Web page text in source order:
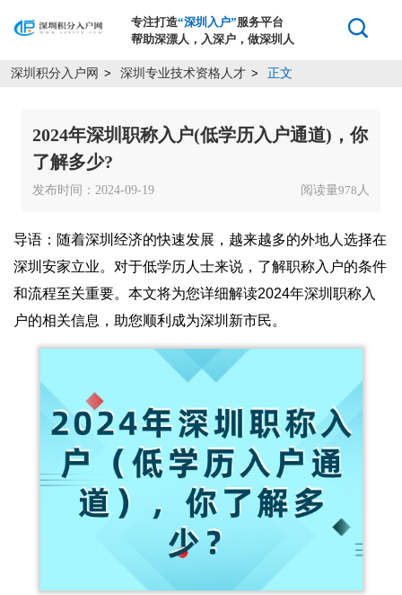
专注打造“深圳入户”服务平台
帮助深漂人，入深户，做深圳人
深圳积分入户网 > 深圳专业技术资格人才 > 正文
2024年深圳职称入户(低学历入户通道)，你
了解多少?
发布时间：2024-09-19 阅读量978 人
导语：随着深圳经济的快速发展，越来越多的外地人选择在
深圳安家立业。对于低学历人士来说，了解职称入户的条件
和流程至关重要。本文将为您详细解读2024年深圳职称入
户的相关信息，助您顺利成为深圳新市民。